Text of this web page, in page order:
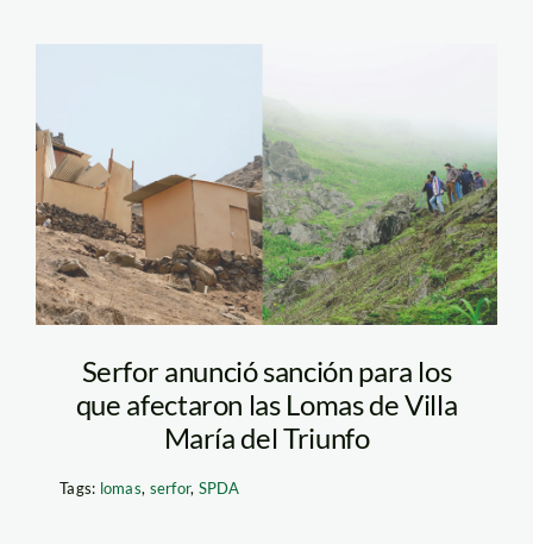
loma-de-paraiso-
serfor-spda
Serfor anunció sanción para los
que afectaron las Lomas de Villa
María del Triunfo
Tags: lomas, serfor, SPDA